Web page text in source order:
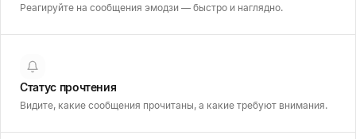
Реагируйте на сообщения эмодзи — быстро и наглядно.
Статус прочтения
Видите, какие сообщения прочитаны, а какие требуют внимания.